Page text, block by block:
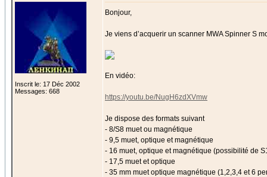
Inscrit le: 17 Déc 2002
Messages: 668
Bonjour,
Je viens d’acquerir un scanner MWA Spinner S
En vidéo:
https://youtu.be/NugH6zdXVmw
Je dispose des formats suivant
- 8/S8 muet ou magnétique
- 9,5 muet, optique et magnétique
- 16 muet, optique et magnétique (possibilité de
- 17,5 muet et optique
- 35 mm muet optique magnétique (1,2,3,4 et 6